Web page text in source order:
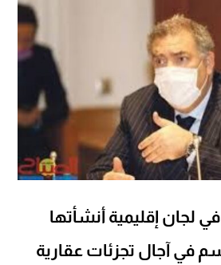
لجان إقليمية أنشأتها
في آجال تجزئات عقارية